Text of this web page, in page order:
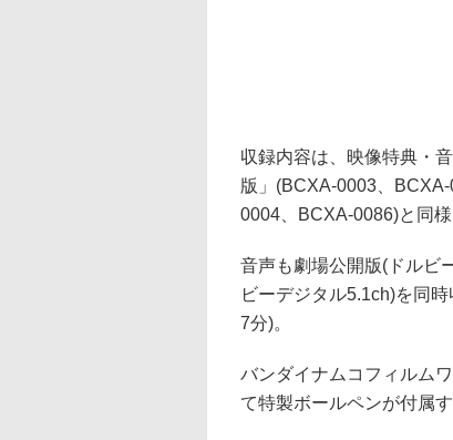
収録内容は、映像特典・
版」(BCXA-0003、
0004、BCXA-0086)と同
音声も劇場公開版(ドルビ
ビーデジタル5.1ch)を同
7分)。
バンダイナムコフィルム
て特製ボールペンが付属す